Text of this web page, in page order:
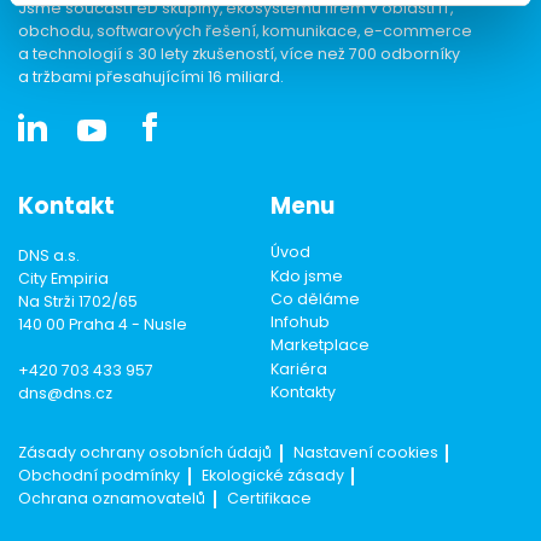
Jsme součástí eD skupiny, ekosystému firem v oblasti IT,
obchodu, softwarových řešení, komunikace, e-commerce
a technologií s 30 lety zkušeností, více než 700 odborníky
a tržbami přesahujícími 16 miliard.
Kontakt
DNS a.s.
City Empiria
Na Strži 1702/65
140 00 Praha 4 - Nusle
+420 703 433 957
dns@dns.cz
Menu
Úvod
Kdo jsme
Co děláme
Infohub
Marketplace
Kariéra
Kontakty
Zásady ochrany osobních údajů
Nastavení cookies
Obchodní podmínky
Ekologické zásady
Ochrana oznamovatelů
Certifikace